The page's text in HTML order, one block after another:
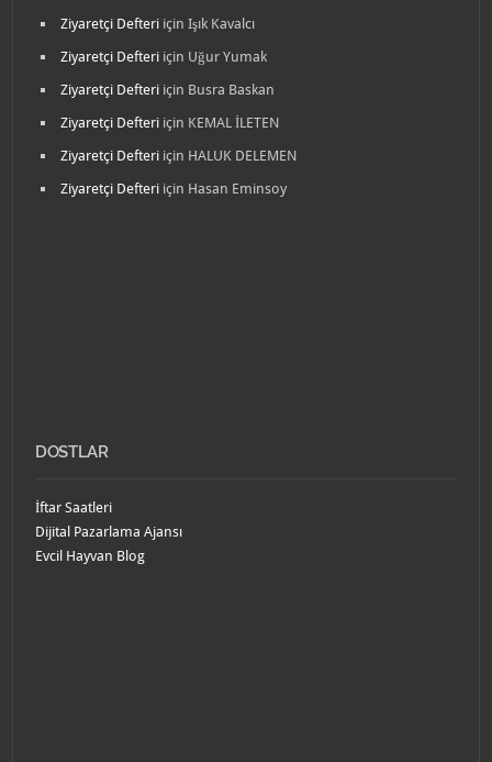
Ziyaretçi Defteri içinIşık Kavalcı
Ziyaretçi Defteri için Uğur Yumak
Ziyaretçi Defteri için Busra Baskan
Ziyaretçi Defteri için KEMAL İLETEN
Ziyaretçi Defteri için HALUK DELEMEN
Ziyaretçi Defteri için Hasan Eminsoy
DOSTLAR
İftar Saatleri
Dijital Pazarlama Ajansı
Evcil Hayvan Blog